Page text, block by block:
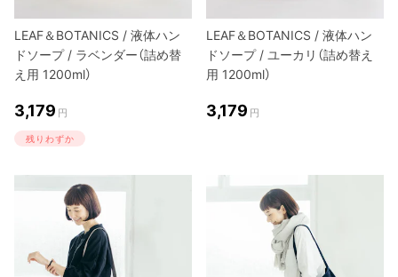
LEAF＆BOTANICS / 液体ハン
ドソープ / ラベンダー（詰め替
え用 1200ml）
3,179 円
残りわずか
LEAF＆BOTANICS / 液体ハン
ドソープ / ユーカリ（詰め替え
用 1200ml）
3,179 円